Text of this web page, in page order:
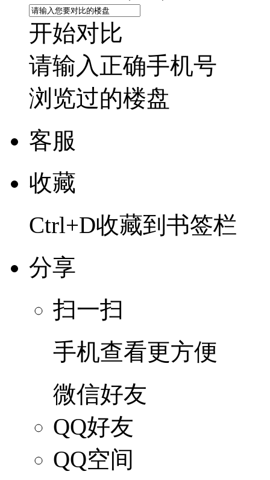
开始对比
请输入正确手机号
浏览过的楼盘
客服
收藏
Ctrl+D收藏到书签栏
分享
扫一扫
手机查看更方便
微信好友
QQ好友
QQ空间